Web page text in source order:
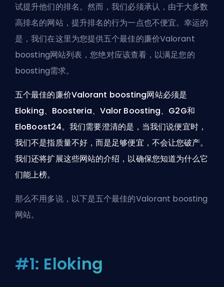
试提升他们的排名。然而，我们必须承认，由于大多数
高排名的网站，提升排名的行为一点也不便宜。幸运的
是，我们在这里为您提供五个最佳的廉价Valorant
boosting网站列表，您绝对应该查看，以满足您的
boosting需求。
五个最佳的廉价Valorant boosting网站必须是
Eloking、Boosteria、Valor Boosting、G2G和
EloBoost24。我们需要澄清的是，当我们说便宜时，
我们不是指质量不好，而是足够便宜，不会让您破产。
我们还将扩展这些网站的介绍，以确保您知道为什么它
们能上榜。
那么不用多说，以下是五个最佳的Valorant boosting
网站。
#1: Eloking